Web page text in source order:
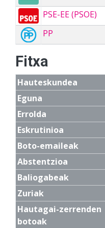
PSE-EE (PSOE)
PP
Fitxa
Hauteskundea
Eguna
Errolda
Eskrutinioa
Boto-emaileak
Abstentzioa
Baliogabeak
Zuriak
Hautagai-zerrenden
botoak